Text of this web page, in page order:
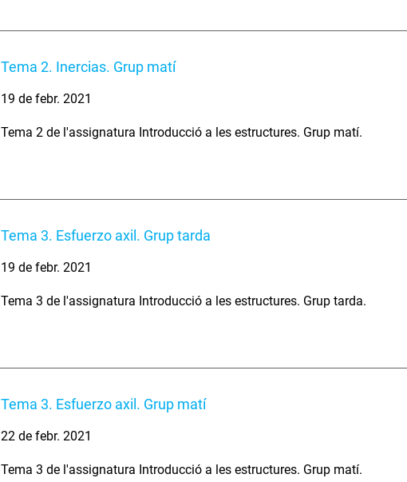
Tema 2. Inercias. Grup matí
19 de febr. 2021
Tema 2 de l'assignatura Introducció a les estructures. Grup matí.
Tema 3. Esfuerzo axil. Grup tarda
19 de febr. 2021
Tema 3 de l'assignatura Introducció a les estructures. Grup tarda.
Tema 3. Esfuerzo axil. Grup matí
22 de febr. 2021
Tema 3 de l'assignatura Introducció a les estructures. Grup matí.